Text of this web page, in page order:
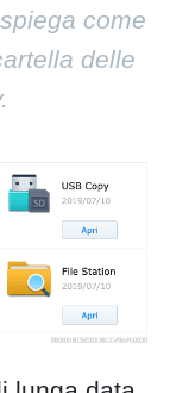
come
delle